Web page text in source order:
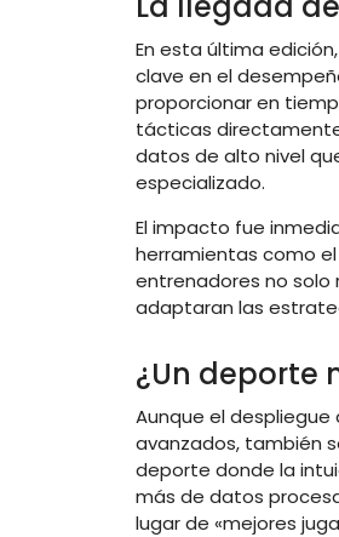
En esta última
clave en el
proporcionar en
tácticas
datos de alto nivel
especializado.
El impacto fue
herramientas como
entrenadores no solo
adaptaran las
¿Un deporte
Aunque el
avanzados, también
deporte donde la
más de datos
lugar de «mejores